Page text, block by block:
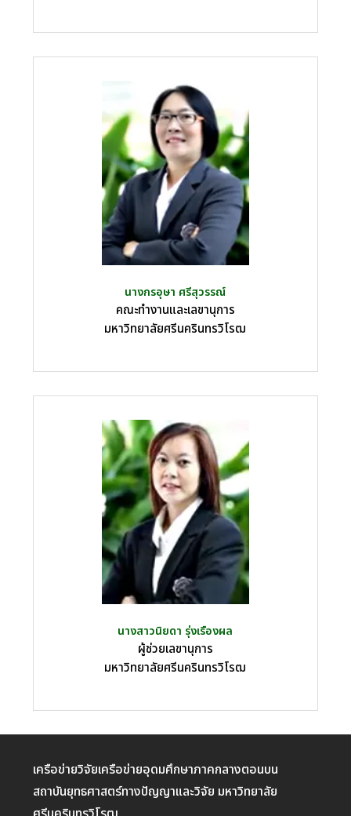
นางกรอุษา ศรีสุวรรณ์
คณะทำงานและเลขานุการ
มหาวิทยาลัยศรีนครินทรวิโรฒ
นางสาวนิยดา รุ่งเรืองผล
ผู้ช่วยเลขานุการ
มหาวิทยาลัยศรีนครินทรวิโรฒ
เครือข่ายวิจัยเครือข่ายอุดมศึกษาภาคกลางตอนบน
สถาบันยุทธศาสตร์ทางปัญญาและวิจัย มหาวิทยาลัย